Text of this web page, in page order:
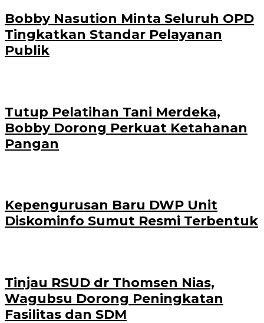
Bobby Nasution Minta Seluruh OPD
Tingkatkan Standar Pelayanan
Publik
Tutup Pelatihan Tani Merdeka,
Bobby Dorong Perkuat Ketahanan
Pangan
Kepengurusan Baru DWP Unit
Diskominfo Sumut Resmi Terbentuk
Tinjau RSUD dr Thomsen Nias,
Wagubsu Dorong Peningkatan
Fasilitas dan SDM